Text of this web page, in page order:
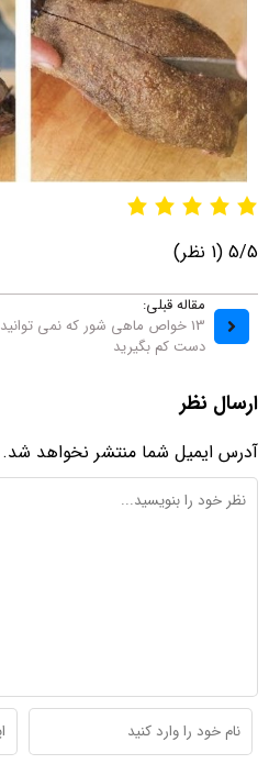
5/5 (1 نظر)
مقاله قبلی:
13 خواص ماهی شور که نمی توانید
دست کم بگیرید
ارسال نظر
آدرس ایمیل شما منتشر نخواهد شد.